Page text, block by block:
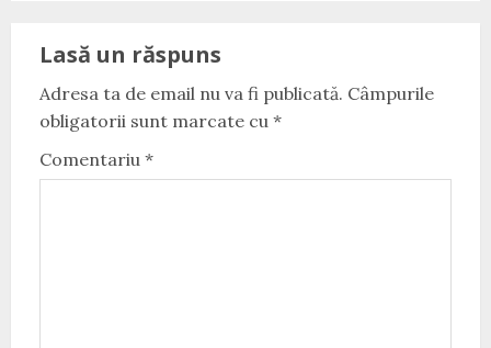
Lasă un răspuns
Adresa ta de email nu va fi publicată. Câmpurile
obligatorii sunt marcate cu *
Comentariu *